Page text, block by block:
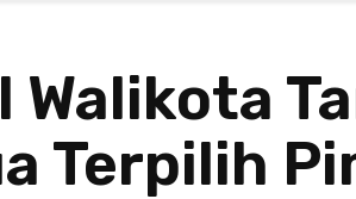
Walikota
Terpilih